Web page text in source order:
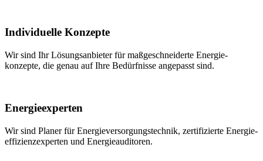
Individuelle Konzepte
Wir sind Ihr Lösungs­anbieter für maß­geschnei­derte Energie­
konzepte, die genau auf Ihre Be­dürf­nisse an­ge­passt sind.
Energieexperten
Wir sind Planer für Energie­versorgungs­technik, zerti­fi­zierte Energie­
effizienz­experten und Energie­auditoren.